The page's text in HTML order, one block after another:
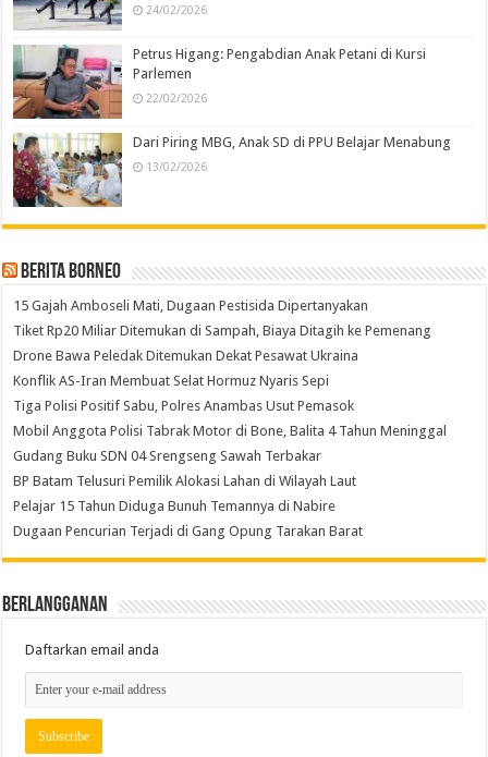
24/02/2026
Petrus Higang: Pengabdian Anak Petani di Kursi
Parlemen
22/02/2026
Dari Piring MBG, Anak SD di PPU Belajar Menabung
13/02/2026
Berita Borneo
15 Gajah Amboseli Mati, Dugaan Pestisida Dipertanyakan
Tiket Rp20 Miliar Ditemukan di Sampah, Biaya Ditagih ke Pemenang
Drone Bawa Peledak Ditemukan Dekat Pesawat Ukraina
Konflik AS-Iran Membuat Selat Hormuz Nyaris Sepi
Tiga Polisi Positif Sabu, Polres Anambas Usut Pemasok
Mobil Anggota Polisi Tabrak Motor di Bone, Balita 4 Tahun Meninggal
Gudang Buku SDN 04 Srengseng Sawah Terbakar
BP Batam Telusuri Pemilik Alokasi Lahan di Wilayah Laut
Pelajar 15 Tahun Diduga Bunuh Temannya di Nabire
Dugaan Pencurian Terjadi di Gang Opung Tarakan Barat
Berlangganan
Daftarkan email anda